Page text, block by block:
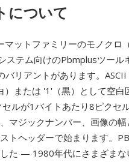
について
マットファミリーのモノクロ
ステム向けのPbmplusツール
リアントがあります。
または '1'（黒）として空白
ルが1バイトあたり8ピクセ
マジックナンバー、画像の幅
トヘッダーで始まります。
た — 1980年代にさまざまな